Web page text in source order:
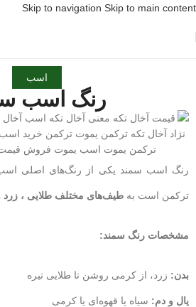
Skip to navigation Skip to main content
اسب
رنگ اسب
رنگ اسب سمند یکی از رنگ‌های اصلی
ترکمن است به طیف‌های مختلف طلایی ،
مشخصات رنگ سمند:
بدن: زرد، از کرمی روشن تا طلایی تیره
یال و دم: سیاه یا قهوه‌ای یا کرمی